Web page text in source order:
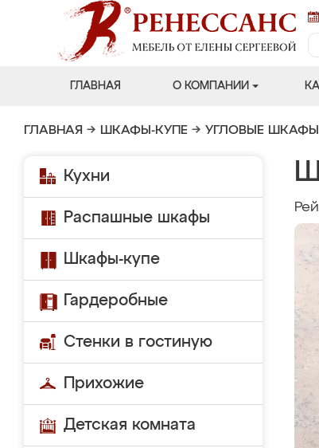
ГЛАВНАЯ О КОМПАНИИ
ГЛАВНАЯ → ШКАФЫ-КУПЕ → УГЛОВЫЕ ШКАФЫ
Кухни
Распашные шкафы
Шкафы-купе
Гардеробные
Стенки в гостиную
Прихожие
Детская комната